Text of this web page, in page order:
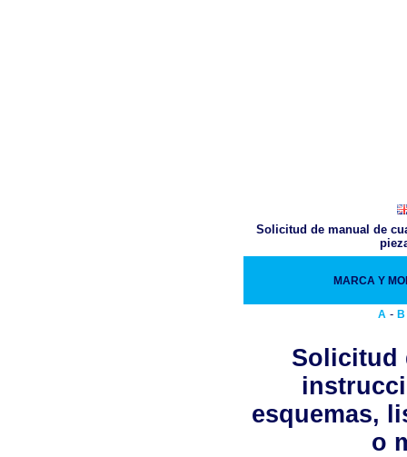
Solicitud de manual de
MARCA Y
A - B
Solicitud
esquemas,
o